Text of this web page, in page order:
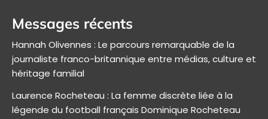
Messages récents
Hannah Olivennes : Le parcours remarquable de la
journaliste franco-britannique entre médias, culture et
héritage familial
Laurence Rocheteau : La femme discrète liée à la
légende du football français Dominique Rocheteau